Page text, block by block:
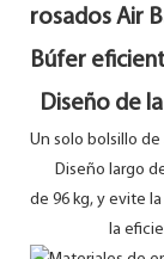
Diseño de
Un solo
Diseño largo de
de 96 kg, y
la